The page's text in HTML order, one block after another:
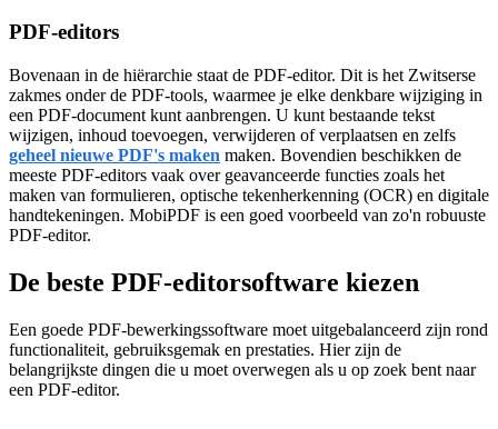
PDF-editors
Bovenaan in de hiërarchie staat de PDF-editor. Dit is het Zwitserse
zakmes onder de PDF-tools, waarmee je elke denkbare wijziging in
een PDF-document kunt aanbrengen. U kunt bestaande tekst
wijzigen, inhoud toevoegen, verwijderen of verplaatsen en zelfs
geheel nieuwe PDF's maken maken. Bovendien beschikken de
meeste PDF-editors vaak over geavanceerde functies zoals het
maken van formulieren, optische tekenherkenning (OCR) en digitale
handtekeningen. MobiPDF is een goed voorbeeld van zo'n robuuste
PDF-editor.
De beste PDF-editorsoftware kiezen
Een goede PDF-bewerkingssoftware moet uitgebalanceerd zijn rond
functionaliteit, gebruiksgemak en prestaties. Hier zijn de
belangrijkste dingen die u moet overwegen als u op zoek bent naar
een PDF-editor.